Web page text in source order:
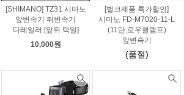
[SHIMANO] TZ31 시마노
앞변속기 뒤변속기
디레일러 [앞뒤 택일]
10,000원
[벌크제품 특가할인]
시마노 FD-M7020-11-L
(11단,로우클램프)
앞변속기
(품절)